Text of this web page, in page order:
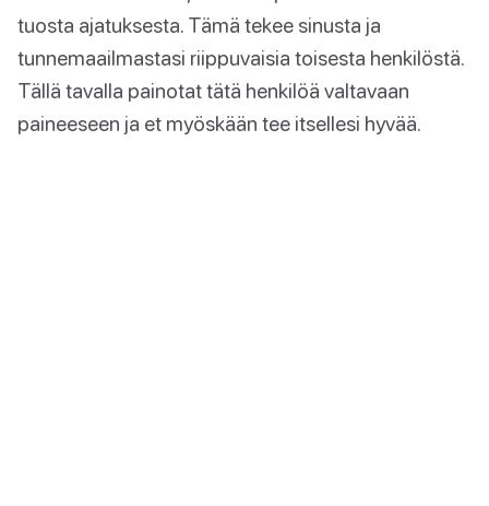
tuosta ajatuksesta. Tämä tekee sinusta ja
tunnemaailmastasi riippuvaisia toisesta henkilöstä.
Tällä tavalla painotat tätä henkilöä valtavaan
paineeseen ja et myöskään tee itsellesi hyvää.